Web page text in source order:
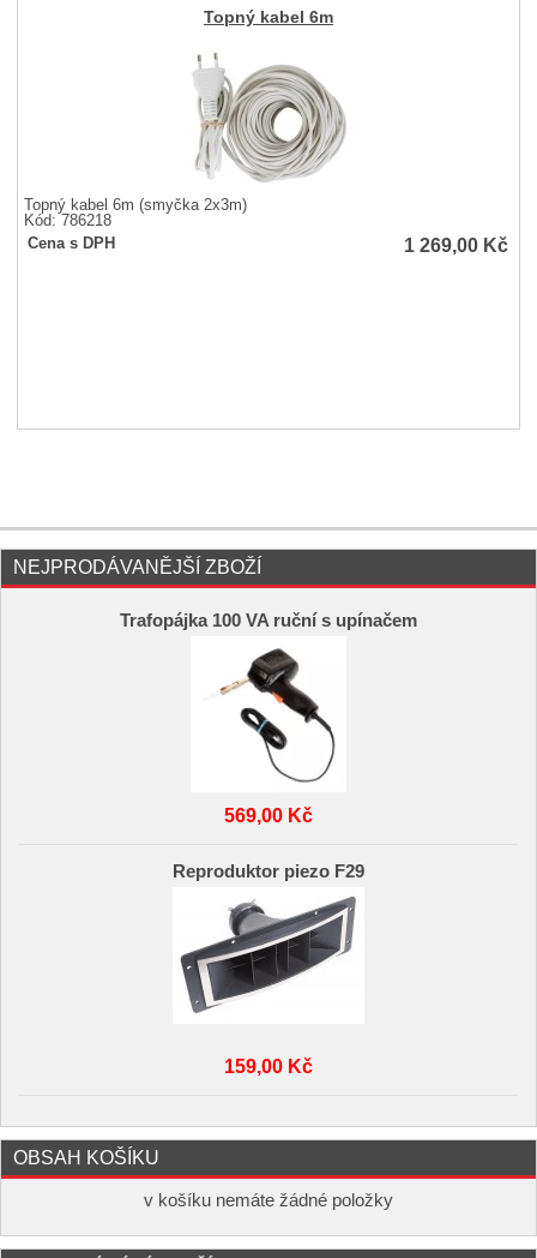
Topný kabel 6m
Topný kabel 6m (smyčka 2x3m)
Kód: 786218
Cena s DPH
1 269,00 Kč
NEJPRODÁVANĚJŠÍ ZBOŽÍ
Trafopájka 100 VA ruční s upínačem
569,00 Kč
Reproduktor piezo F29
159,00 Kč
OBSAH KOŠÍKU
v košíku nemáte žádné položky